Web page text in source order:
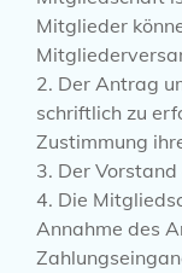
Mitglieder
2. Der Antrag
schriftlich zu
Zustimmung
3. Der
4. Die
Annahme des